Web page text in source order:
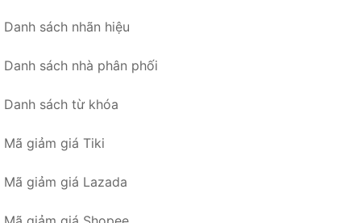
Danh sách nhãn hiệu
Danh sách nhà phân phối
Danh sách từ khóa
Mã giảm giá Tiki
Mã giảm giá Lazada